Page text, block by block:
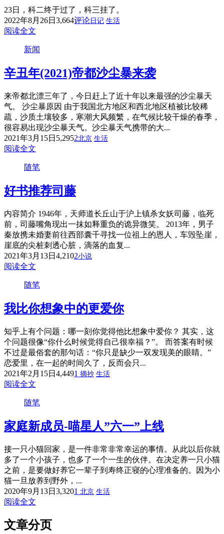
23日，科二终于过了，科三挂了。
2022年8月26日 3,664评论 日记 生活
阅读全文
新闻
辛丑年(2021)帝都沙尘暴来袭
来帝都北漂三年了，今日赶上了近十年以来最强的沙尘暴天
气。 沙尘暴原因 由于我国北方地区和西北地区植被比较稀
疏，沙质土壤较多，寒潮大风频繁，在气候比较干燥的春季，
很容易出现沙尘暴天气。沙尘暴天气携带的大...
2021年3月15日 5,2952北京 生活
阅读全文
随笔
好书推荐司藤
内容简介 1946年，天师道长丘山于沪上镇杀女妖司藤，临死
前，司藤嘴角现出一抹如释重负的诡异微笑。 2013年，男子
秦放携未婚妻前往西部囊千寻找一位祖上的恩人，车毁坠崖，
崖底的尖桩刺透心脏，滴落的血复...
2021年3月13日 4,2102小说
阅读全文
随笔
我比你想象中的更爱你
知乎上有个问题：哪一刻你觉得他比想象中爱你？ 其实，这
个问题很像“你什么时候觉得自己很幸福？”。 而答案有时候
不过是最俗套的那句话：“你只是缺少一双发现美的眼睛。”
恋爱里，在一起的时间久了，反而会只...
2021年2月15日 4,4491 摘抄 生活
阅读全文
随笔
家庭新成员-喵星人”六一”上线
接一只小猫回家，是一件非常非常幸运的事情。从此以后你就
多了一个小孩子，也多了一个一生的伙伴。在决定养一只小猫
之前，是要做好养它一辈子到寿终正寝的心理准备的。因为小
猫一旦放养到野外，...
2020年9月13日 3,3201 北京 生活
阅读全文
文章分页